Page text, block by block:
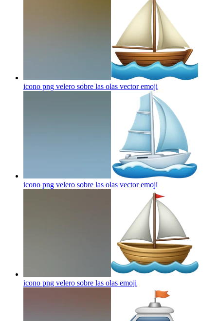
icono png velero sobre las olas vectoremoji
icono png velero sobre las olas vectoremoji
icono png velero sobre las olas emoji